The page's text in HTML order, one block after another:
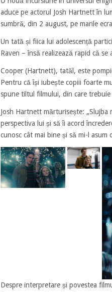
aduce pe actorul Josh Hartnett în
sumbră, din 2 august, pe marile
Un tată și fiica lui adolescență
Raven – însă realizează rapid că
Cooper (Hartnett), tatăl, este
Pentru că își iubește copiii foarte
spune tiltul filmului, din care trebuie
Josh Hartnett mărturisește:
perspectiva lui și să îi acord
cunosc cât mai bine și să mi-l asum
Despre interpretare și povestea